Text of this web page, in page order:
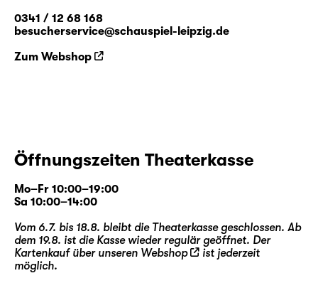
0341 / 12 68 168
besucherservice@schauspiel-leipzig.de
Zum Webshop
Öffnungszeiten Theaterkasse
Mo–Fr 10:00–19:00
Sa 10:00–14:00
Vom 6.7. bis 18.8. bleibt die Theaterkasse geschlossen. Ab
dem 19.8. ist die Kasse wieder regulär geöffnet. Der
Kartenkauf über unseren Webshop
ist jederzeit
möglich.